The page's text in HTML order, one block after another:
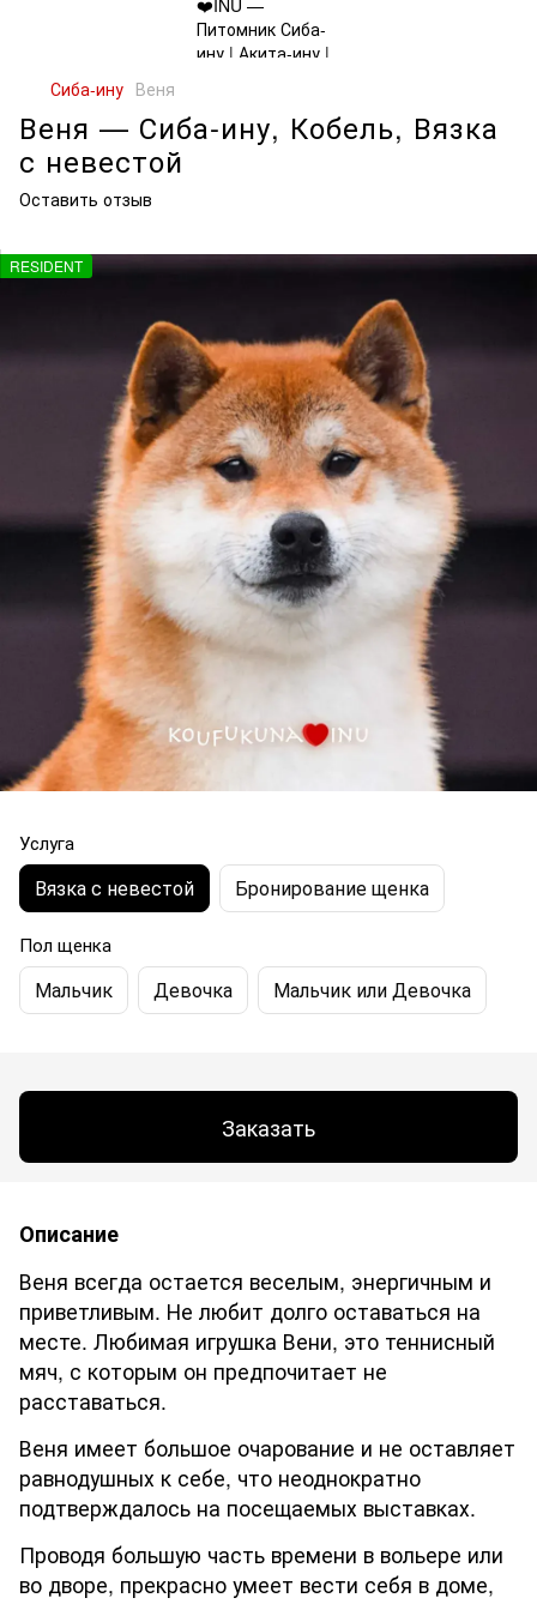
Сиба-ину Веня
Веня — Сиба-ину, Кобель, Вязка
с невестой
Оставить отзыв
RESIDENT
Услуга
Вязка с невестой Бронирование щенка
Пол щенка
Мальчик Девочка Мальчик или Девочка
Заказать
Описание
Веня всегда остается веселым, энергичным и
приветливым. Не любит долго оставаться на
месте. Любимая игрушка Вени, это теннисный
мяч, с которым он предпочитает не
расставаться.
Веня имеет большое очарование и не оставляет
равнодушных к себе, что неоднократно
подтверждалось на посещаемых выставках.
Проводя большую часть времени в вольере или
во дворе, прекрасно умеет вести себя в доме,